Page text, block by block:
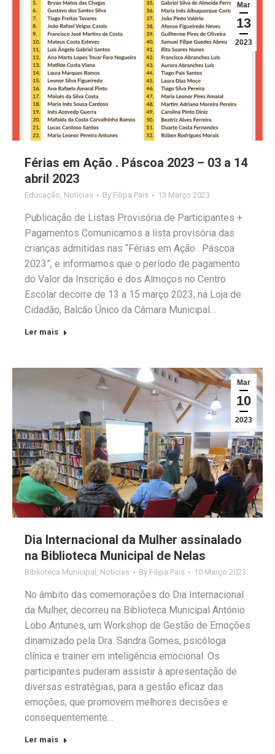
Mar
13
2023
Férias em Ação . Páscoa 2023 – 03 a 14
abril 2023
Educação Notícias By Filipa Pais 13 Março 2023
Publicação de Listas Provisória de Participantes +
Pagamentos Comunicamos a lista provisória das
crianças admitidas nas “Férias em Ação . Páscoa
2023”, e informamos que o período de pagamento
do Valor da Inscrição e dos Almoços no Centro
Escolar decorre de 13 a 15 março 2023, na Loja de
Cidadão, Balcão Único da Câmara Municipal…
Ler mais
Mar
10
2023
Dia Internacional da Mulher assinalado
na Biblioteca Municipal de Nelas
Biblioteca Municipal Notícias By Filipa Pais 10 Março 2023
No âmbito das comemorações do Dia Internacional
da Mulher, decorreu na Biblioteca Municipal António
Lobo Antunes, um Workshop de Gestão de Emoções
dinamizado pela Dra. Sandra Gomes, psicóloga
clínica e trainer em inteligência emocional. Os
participantes puderam assistir à apresentação de
diversas estratégias, para a gestão eficaz das
emoções, que promovem melhores decisões e
consequentemente…
Ler mais